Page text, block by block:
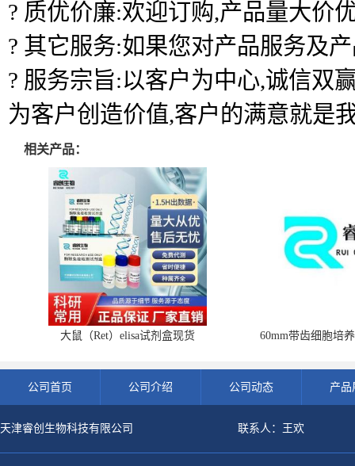
? 质优价廉:欢迎订购,产品量大价
? 其它服务:如果您对产品服务及
? 服务宗旨:以客户为中心,诚信双
为客户创造价值,客户的满意就是
相关产品：
大鼠（Ret）elisa试剂盒现货 60mm带齿细胞培
公司首页 公司介绍 公司动态 产品
天津睿创生物科技有限公司 联系人：王欢